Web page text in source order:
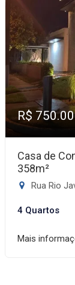
R$
Casa de
358m²
Rua Rio
4 Quartos
Mais